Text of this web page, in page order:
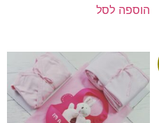
הוספה לסל